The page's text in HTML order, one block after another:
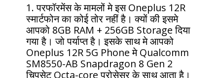
1. परफॉरमेंस के मामलों मे इस Oneplus 12R
स्मार्टफोन का कोई तोर नहीं है। क्यों की इसमे
आपको 8GB RAM + 256GB Storage दिया
गया है। जो पर्याप्त है। इसके साथ मे आपको
Oneplus 12R 5G Phone मे Qualcomm
SM8550-AB Snapdragon 8 Gen 2
चिपसेट Octa-core प्रोसेसर के साथ आता है।